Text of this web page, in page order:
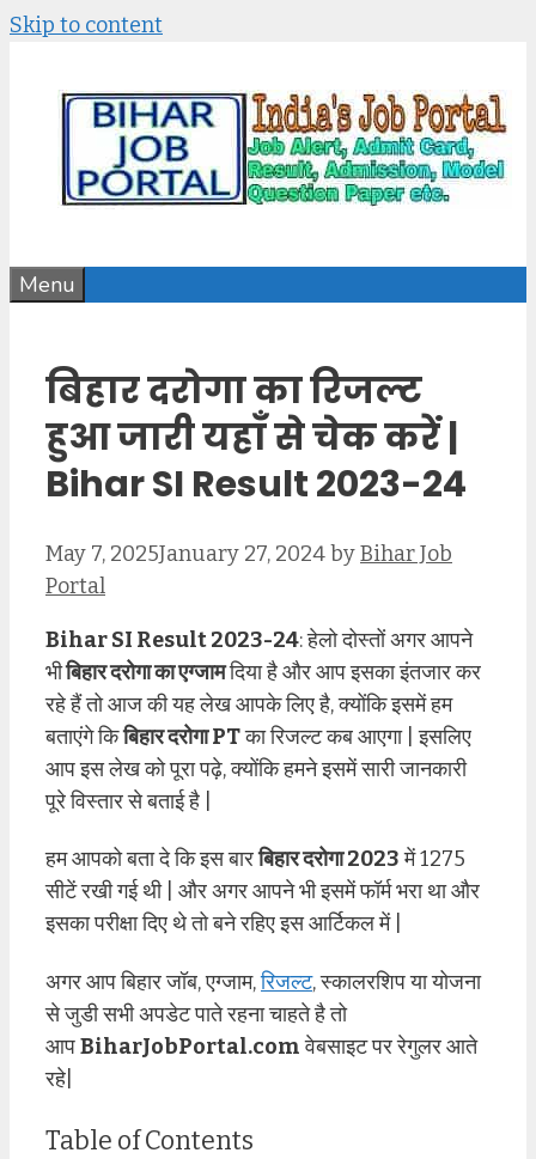
Skip to content
Menu
बिहार दरोगा का रिजल्ट
हुआ जारी यहाँ से चेक करें |
Bihar SI Result 2023-24
May 7, 2025January 27, 2024byBihar Job
Portal
Bihar SI Result 2023-24: हेलो दोस्तों अगर आपने
भीबिहार दरोगा का एग्जामदिया है और आप इसका इंतजार कर
रहे हैं तो आज की यह लेख आपके लिए है, क्योंकि इसमें हम
बताएंगे किबिहार दरोगा PTका रिजल्ट कब आएगा | इसलिए
आप इस लेख को पूरा पढ़े, क्योंकि हमने इसमें सारी जानकारी
पूरे विस्तार से बताई है |
हम आपको बता दे कि इस बारबिहार दरोगा 2023में 1275
सीटें रखी गई थी | और अगर आपने भी इसमें फॉर्म भरा था और
इसका परीक्षा दिए थे तो बने रहिए इस आर्टिकल में |
अगर आप बिहार जॉब, एग्जाम,रिजल्ट, स्कालरशिप या योजना
से जुडी सभी अपडेट पाते रहना चाहते है तो
आपBiharJobPortal.comवेबसाइट पर रेगुलर आते
रहे|
Table of Contents